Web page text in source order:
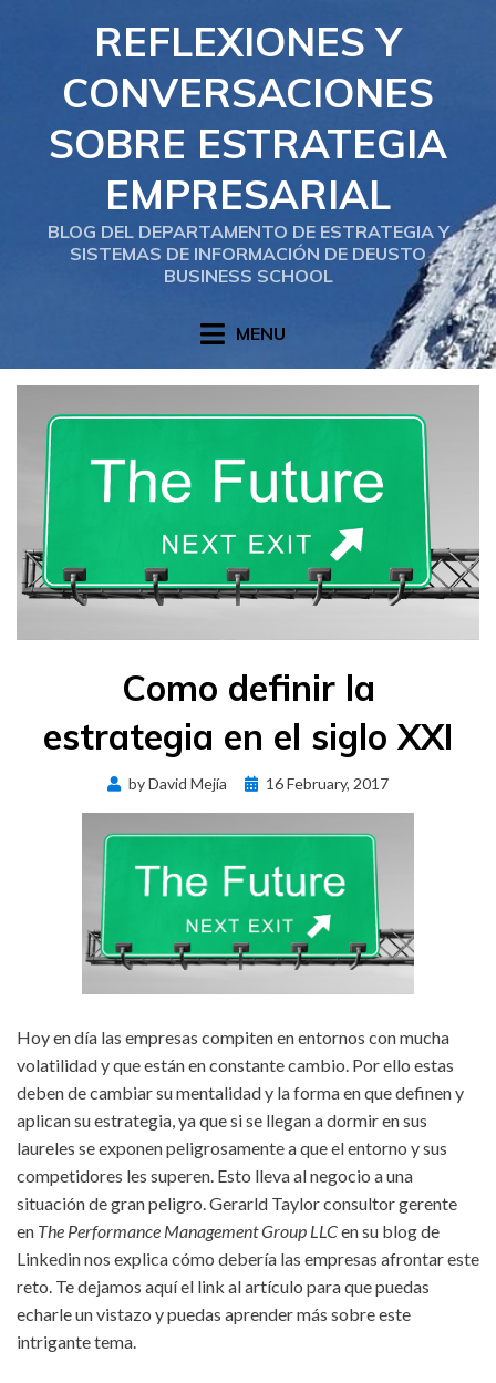
REFLEXIONES Y
CONVERSACIONES
SOBRE ESTRATEGIA
EMPRESARIAL
BLOG DEL DEPARTAMENTO DE ESTRATEGIA Y
SISTEMAS DE INFORMACIÓN DE DEUSTO
BUSINESS SCHOOL
MENU
Como definir la
estrategia en el siglo XXI
byDavid Mejía
Posted
16 February, 2017
Hoy en día las empresas compiten en entornos con mucha
volatilidad y que están en constante cambio. Por ello estas
deben de cambiar su mentalidad y la forma en que definen y
aplican su estrategia, ya que si se llegan a dormir en sus
laureles se exponen peligrosamente a que el entorno y sus
competidores les superen. Esto lleva al negocio a una
situación de gran peligro. Gerarld Taylor consultor gerente
en The Performance Management Group LLCen su blog de
Linkedin nos explica cómo debería las empresas afrontar este
reto. Te dejamos aquí el link al artículo para que puedas
echarle un vistazo y puedas aprender más sobre este
intrigante tema.